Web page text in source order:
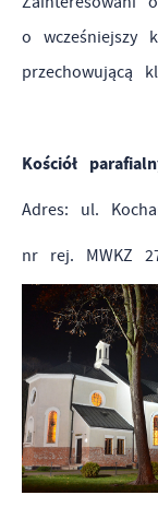
o wcześniejszy
przechowującą
Kościół
Adres: ul.
nr rej. MWKZ